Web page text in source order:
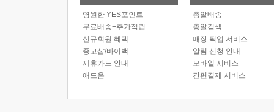
영원한 YES포인트
무료배송+추가적립
신규회원 혜택
중고샵/바이백
제휴카드 안내
애드온
총알배송
총알검색
매장 픽업 서비스
알림 신청 안내
모바일 서비스
간편결제 서비스